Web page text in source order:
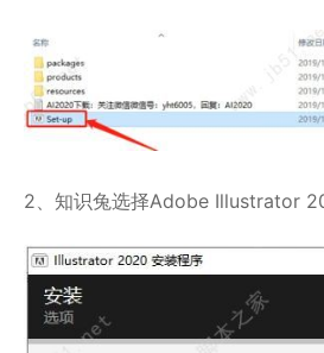
2、知识兔选择Adobe Illustrator